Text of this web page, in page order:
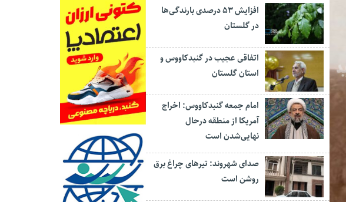
افزایش ۵۳ درصدی بارندگی‌ها
در گلستان
اتفاقی عجیب در‌ گنبدکاووس و
استان گلستان
امام جمعه گنبدکاووس: اخراج
آمریکا از منطقه درحال
نهایی‌شدن است
صدای شهروند: تیرهای چراغ برق
روشن است